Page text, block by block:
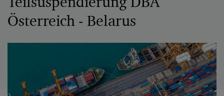
Österreich - Belarus